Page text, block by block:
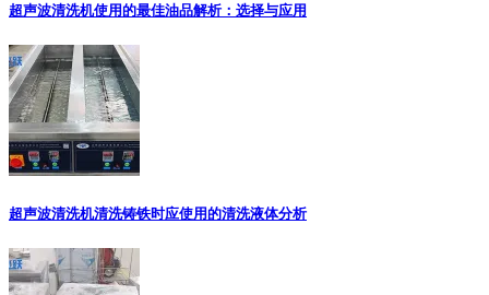
超声波清洗机使用的最佳油品解析：选择与应用
超声波清洗机清洗铸铁时应使用的清洗液体分析